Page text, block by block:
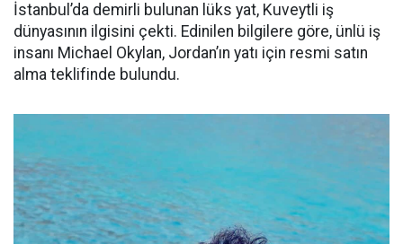
İstanbul’da demirli bulunan lüks yat, Kuveytli iş
dünyasının ilgisini çekti. Edinilen bilgilere göre, ünlü iş
insanı Michael Okylan, Jordan’ın yatı için resmi satın
alma teklifinde bulundu.